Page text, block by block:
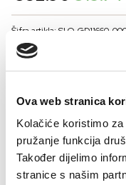
Ova web stranica
Kolačiće koristimo
pružanje funkcija
Također dijelimo
stranice s našim
price
was:
€32.90.
price
is:
€19.74.
Šifra artikla: SLO-GD11660-
COLOR
M XL XXL
Kalkulator velicine